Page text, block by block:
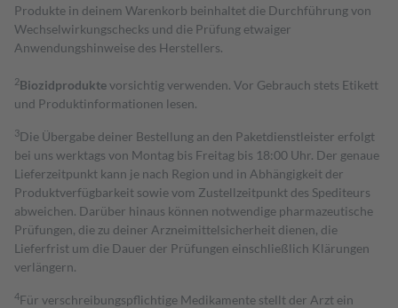
Produkte in deinem Warenkorb beinhaltet die Durchführung von
Wechselwirkungschecks und die Prüfung etwaiger
Anwendungshinweise des Herstellers.
2Biozidproduktevorsichtig verwenden. Vor Gebrauch stets Etikett
und Produktinformationen lesen.
3Die Übergabe deiner Bestellung an den Paketdienstleister erfolgt
bei uns werktags von Montag bis Freitag bis 18:00 Uhr. Der genaue
Lieferzeitpunkt kann je nach Region und in Abhängigkeit der
Produktverfügbarkeit sowie vom Zustellzeitpunkt des Spediteurs
abweichen. Darüber hinaus können notwendige pharmazeutische
Prüfungen, die zu deiner Arzneimittelsicherheit dienen, die
Lieferfrist um die Dauer der Prüfungen einschließlich Klärungen
verlängern.
4Für verschreibungspflichtige Medikamente stellt der Arzt ein